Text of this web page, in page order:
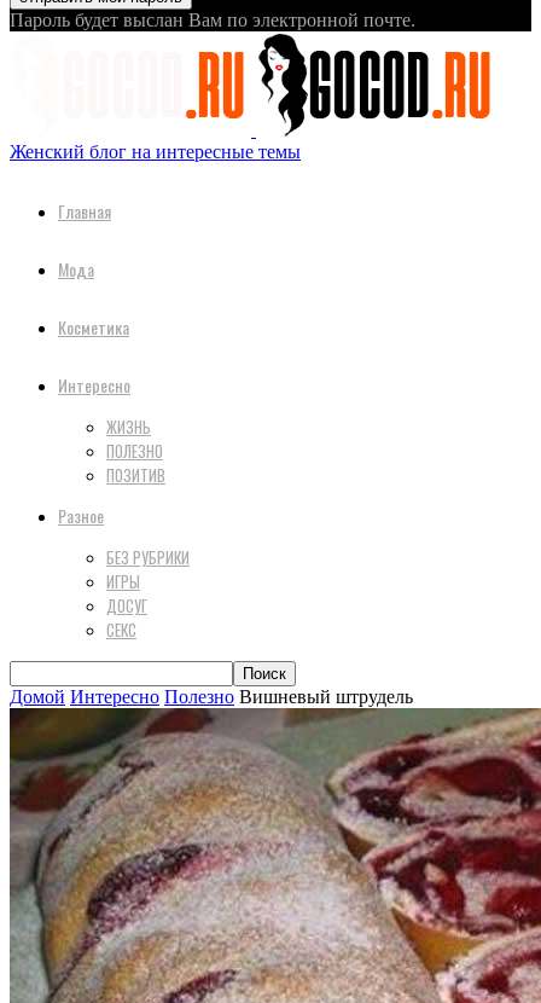
Пароль будет выслан Вам по электронной почте.
Женский блог на интересные темы
Главная
Мода
Косметика
Интересно
ЖИЗНЬ
ПОЛЕЗНО
ПОЗИТИВ
Разное
БЕЗ РУБРИКИ
ИГРЫ
ДОСУГ
СЕКС
Домой Интересно Полезно Вишневый штрудель